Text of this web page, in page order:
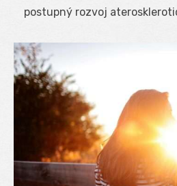
postupný rozvoj